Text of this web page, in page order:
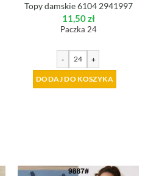
Topy damskie 6104 2941997
11,50zł
Paczka 24
- +
DODAJ DO KOSZYKA